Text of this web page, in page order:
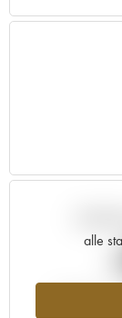
alle
Tendenza